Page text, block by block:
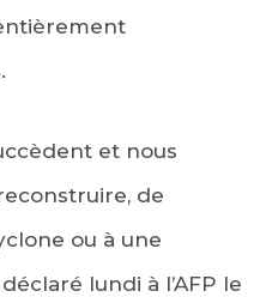
et nous
de
ou à une
lundi à l’AFP le